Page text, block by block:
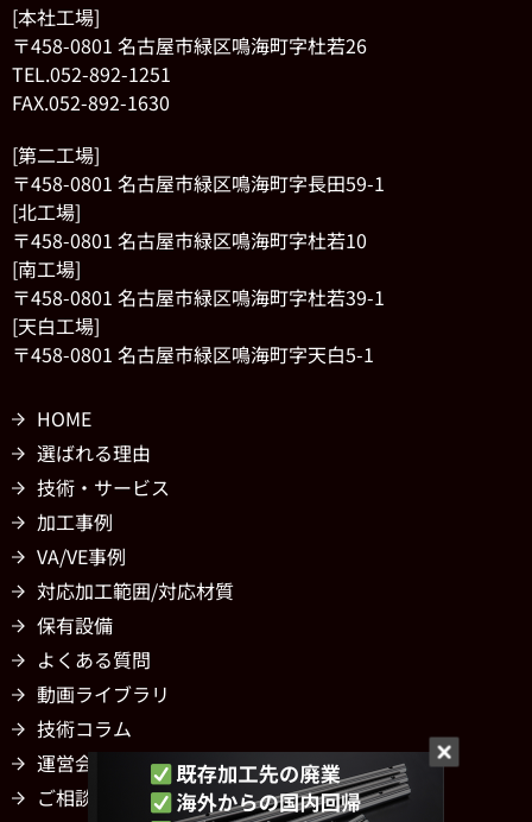
[本社工場]
〒458-0801 名古屋市緑区鳴海町字杜若26
TEL.052-892-1251
FAX.052-892-1630
[第二工場]
〒458-0801 名古屋市緑区鳴海町字長田59-1
[北工場]
〒458-0801 名古屋市緑区鳴海町字杜若10
[南工場]
〒458-0801 名古屋市緑区鳴海町字杜若39-1
[天白工場]
〒458-0801 名古屋市緑区鳴海町字天白5-1
HOME
選ばれる理由
技術・サービス
加工事例
VA/VE事例
対応加工範囲/対応材質
保有設備
よくある質問
動画ライブラリ
技術コラム
運営会社
ご相談・お問い合わせ